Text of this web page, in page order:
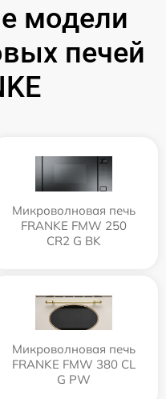
модели
печей
Микроволновая печь
FRANKE FMW 250
CR2 G BK
Микроволновая печь
FRANKE FMW 380 CL
G PW